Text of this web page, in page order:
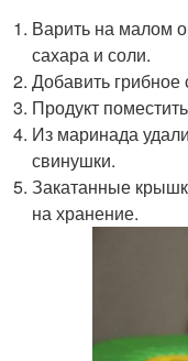
Варить на малом
сахара и соли.
Добавить
Продукт
Из маринада
свинушки.
Закатанные
на хранение.